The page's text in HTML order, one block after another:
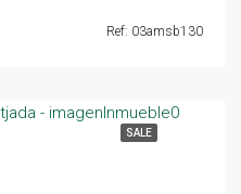
Ref: 03amsb130
SALE